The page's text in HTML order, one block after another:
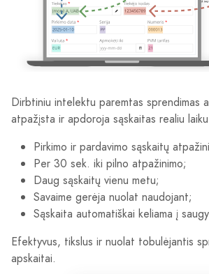
Dirbtiniu intelektu paremtas sprendimas
atpažįsta ir apdoroja sąskaitas realiu
Pirkimo ir pardavimo sąskaitų
Per 30 sek. iki pilno atpažinimo;
Daug sąskaitų vienu metu;
Savaime gerėja nuolat naudojant;
Sąskaita automatiškai keliama į
Efektyvus, tikslus ir nuolat tobulėjantis
apskaitai.